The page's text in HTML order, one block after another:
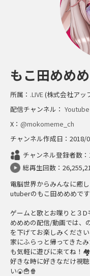
もこ田めめめ
所属： .LIVE(株式会社アッ
配信チャンネル： Youtube
X： @mokomeme_ch
チャンネル作成日：2018/
チャンネル登録者数
総再生回数：
電脳世界からみんなに癒
utuberのもこ田めめめです
ゲームと歌とお喋りと３D
めめめの配信/動画では、
を下げてお楽しみください
家にふらっと帰ってきた
も気軽に遊びに来てね！🏘
好きな時に好きなだけ視
い🍘🍟🍿